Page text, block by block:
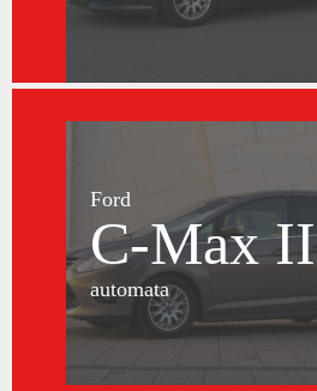
Ford
C-Max II
automata